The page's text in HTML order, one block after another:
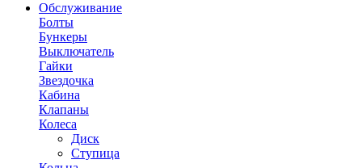
Обслуживание
Болты
Бункеры
Выключатель
Гайки
Звездочка
Кабина
Клапаны
Колеса
Диск
Ступица